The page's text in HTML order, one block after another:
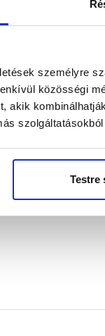
személyre
közösségi
akik
Testre
x 15 mm
/ db